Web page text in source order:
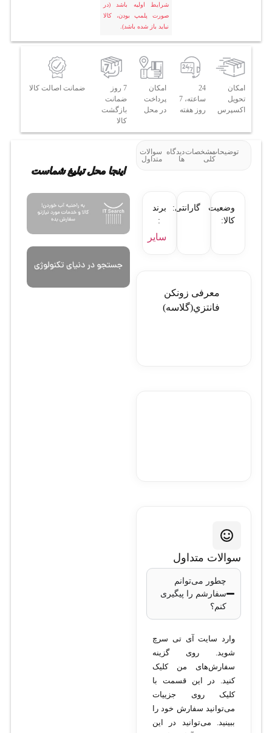
شرایط اولیه باشد (در
صورت پلمپ بودن، کالا
نباید باز شده باشد).
امکان
تحویل
اکسپرس
24
ساعته، 7
روز هفته
امکان
پرداخت
در محل
7 روز
ضمانت
بازگشت
کالا
ضمانت اصالت کالا
توضیحاتمشخصات
کلی
دیدگاه
ها
سوالات
متداول
وضعیت
کالا:
گارانتی:
برند
:
سایر
معرفی زونكن
فانتزي(گلاسه)
سوالات متداول
چطور می‌توانم
سفارشم را پیگیری
کنم؟
وارد سایت آی تی سرچ
شوید. روی گزینه
سفارش‌های من کلیک
کنید. در این قسمت با
کلیک روی جزییات
می‌توانید سفارش خود را
ببینید. می‌توانید در این
اینجا محل تبلیغ شماست